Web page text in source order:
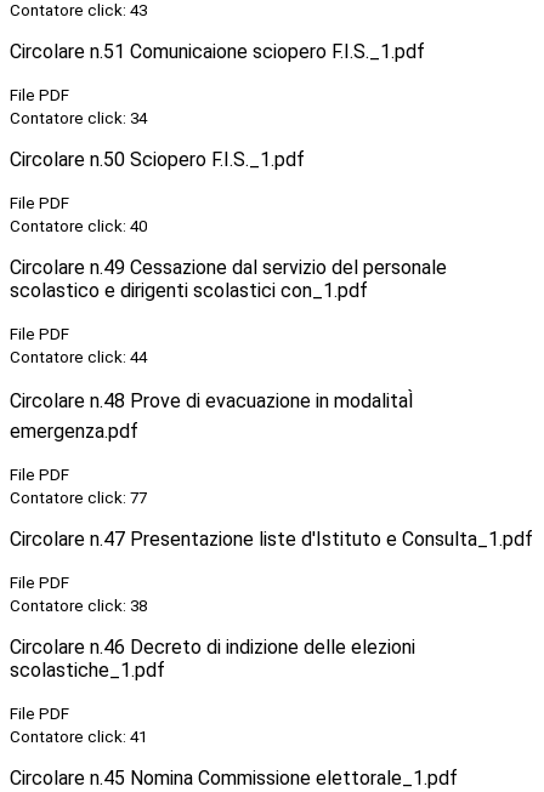
Contatore click: 43
Circolare n.51 Comunicaione sciopero F.I.S._1.pdf
File PDF
Contatore click: 34
Circolare n.50 Sciopero F.I.S._1.pdf
File PDF
Contatore click: 40
Circolare n.49 Cessazione dal servizio del personale
scolastico e dirigenti scolastici con_1.pdf
File PDF
Contatore click: 44
Circolare n.48 Prove di evacuazione in modalitaÌ
emergenza.pdf
File PDF
Contatore click: 77
Circolare n.47 Presentazione liste d'Istituto e Consulta_1.pdf
File PDF
Contatore click: 38
Circolare n.46 Decreto di indizione delle elezioni
scolastiche_1.pdf
File PDF
Contatore click: 41
Circolare n.45 Nomina Commissione elettorale_1.pdf